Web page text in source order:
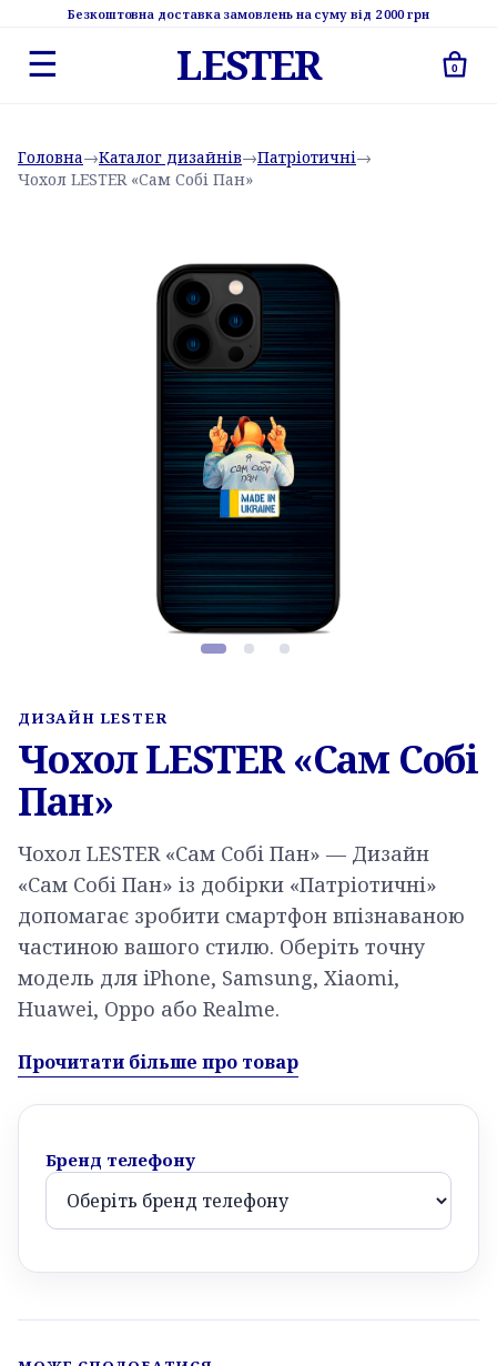
Безкоштовна доставка замовлень на суму від 2 000 грн
☰ LESTER 0
Головна→Каталог дизайнів→Патріотичні→
Чохол LESTER «Сам Собі Пан»
ДИЗАЙН LESTER
Чохол LESTER «Сам Собі
Пан»
Чохол LESTER «Сам Собі Пан» — Дизайн
«Сам Собі Пан» із добірки «Патріотичні»
допомагає зробити смартфон впізнаваною
частиною вашого стилю. Оберіть точну
модель для iPhone, Samsung, Xiaomi,
Huawei, Oppo або Realme.
Прочитати більше про товар
Бренд телефону